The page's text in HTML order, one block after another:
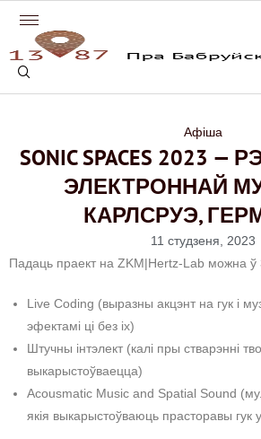
Афіша
SONIC SPACES 2023
ЭЛЕКТРОННАЙ
КАРЛСРУЭ,
11 студзеня, 2023
Падаць праект на ZKM|Hertz-Lab можна ў
Live Coding (выразны акцэнт на гук і
эфектамі ці без іх)
Штучны інтэлект (калі пры стварэнні
выкарыстоўваецца)
Acousmatic Music and Spatial Sound
якія выкарыстоўваюць прасторавы гук